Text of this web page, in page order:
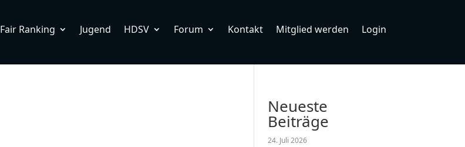
Fair Ranking Jugend HDSV Forum Kontakt Mitglied werden Login
Neueste
Beiträge
24. Juli 2026